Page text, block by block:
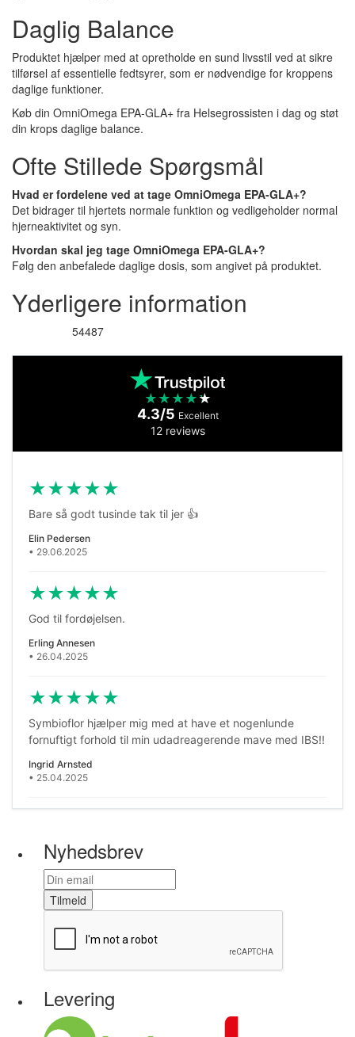
Daglig Balance
Produktet hjælper med at opretholde en sund livsstil ved at sikre
tilførsel af essentielle fedtsyrer, som er nødvendige for kroppens
daglige funktioner.
Køb din OmniOmega EPA-GLA+ fra Helsegrossisten i dag og støt
din krops daglige balance.
Ofte Stillede Spørgsmål
Hvad er fordelene ved at tage OmniOmega EPA-GLA+?
Det bidrager til hjertets normale funktion og vedligeholder normal
hjerneaktivitet og syn.
Hvordan skal jeg tage OmniOmega EPA-GLA+?
Følg den anbefalede daglige dosis, som angivet på produktet.
Yderligere information
54487
★ ★ ★ ★ ★
4.3/5 Excellent
12 reviews
★★★★★
Bare så godt tusinde tak til jer 👍
Elin Pedersen
• 29.06.2025
★★★★★
God til fordøjelsen.
Erling Annesen
• 26.04.2025
★★★★★
Symbioflor hjælper mig med at have et nogenlunde
fornuftigt forhold til min udadreagerende mave med IBS!!
Ingrid Arnsted
• 25.04.2025
Det virker rigtig godt for mig at tage dem
vil ikke have navn paa
• 21.10.2024
★★
fin service og godt produkt
Connie Christensen
★★★ ★
Nyhedsbrev
Tilmeld
Levering